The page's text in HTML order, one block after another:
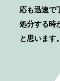
応も迅速で
処分する時
と思います。